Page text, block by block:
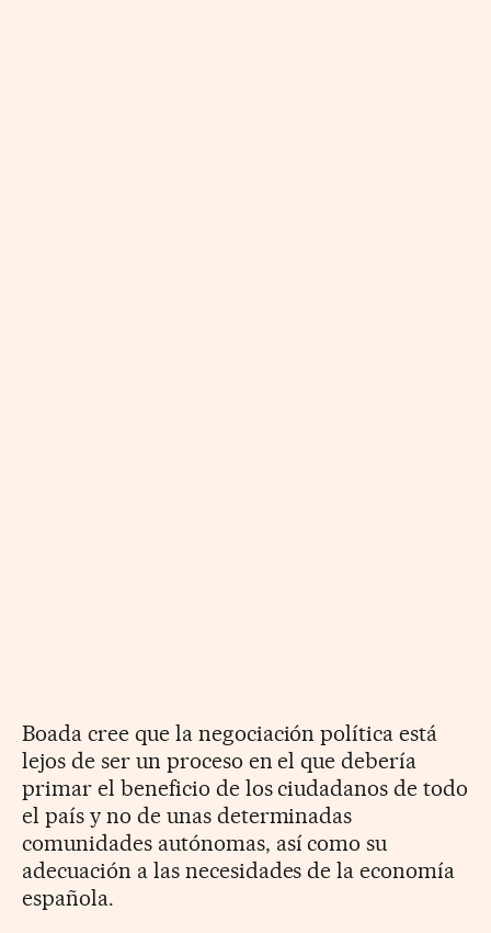
Boada cree que la negociación política está
lejos de ser un proceso en el que debería
primar el beneficio de los ciudadanos de todo
el país y no de unas determinadas
comunidades autónomas, así como su
adecuación a las necesidades de la economía
española.